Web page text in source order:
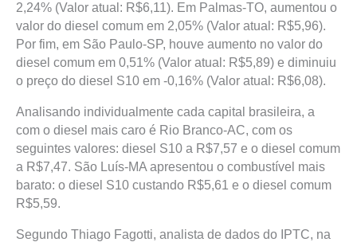
2,24% (Valor atual: R$6,11). Em Palmas-TO, aumentou o
valor do diesel comum em 2,05% (Valor atual: R$5,96).
Por fim, em São Paulo-SP, houve aumento no valor do
diesel comum em 0,51% (Valor atual: R$5,89) e diminuiu
o preço do diesel S10 em -0,16% (Valor atual: R$6,08).
Analisando individualmente cada capital brasileira, a
com o diesel mais caro é Rio Branco-AC, com os
seguintes valores: diesel S10 a R$7,57 e o diesel comum
a R$7,47. São Luís-MA apresentou o combustível mais
barato: o diesel S10 custando R$5,61 e o diesel comum
R$5,59.
Segundo Thiago Fagotti, analista de dados do IPTC, na